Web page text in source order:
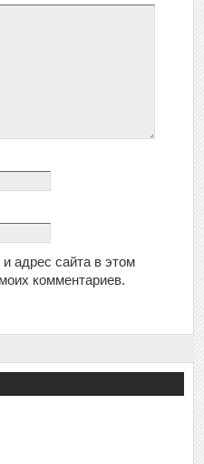
адрес сайта в этом
комментариев.